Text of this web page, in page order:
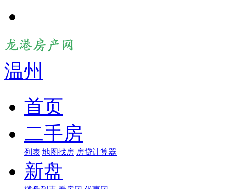
温州
首页
二手房
列表 地图找房 房贷计算器
新盘